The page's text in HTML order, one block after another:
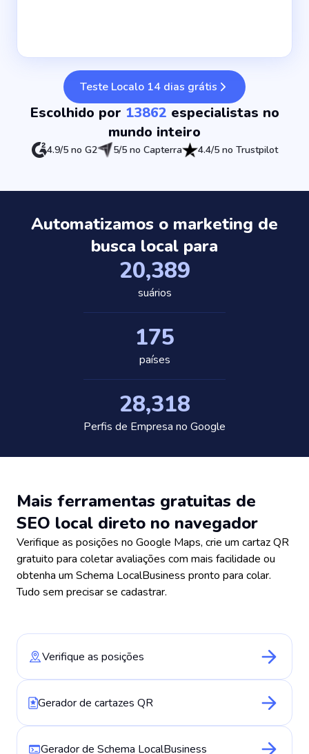
Teste Localo 14 dias grátis
Escolhido por 13862 especialistas no
mundo inteiro
4.9/5 no G2 5/5 no Capterra 4.4/5 no Trustpilot
Automatizamos o marketing de
busca local para
20,389
suários
175
países
28,318
Perfis de Empresa no Google
Mais ferramentas gratuitas de
SEO local direto no navegador
Verifique as posições no Google Maps, crie um cartaz QR
gratuito para coletar avaliações com mais facilidade ou
obtenha um Schema LocalBusiness pronto para colar.
Tudo sem precisar se cadastrar.
Verifique as posições
Gerador de cartazes QR
Gerador de Schema LocalBusiness